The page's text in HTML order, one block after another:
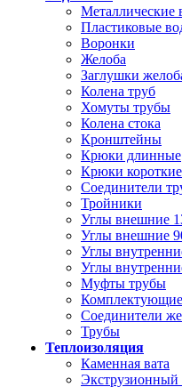
Металлические
Пластиковые
Воронки
Желоба
Заглушки
Колена труб
Хомуты трубы
Колена стока
Кронштейны
Крюки длинные
Крюки короткие
Соединители
Тройники
Углы внешние
Углы внешние
Углы
Углы
Муфты трубы
Комплектующие
Соединители
Трубы
Теплоизоляция
Каменная вата
Экструзионный